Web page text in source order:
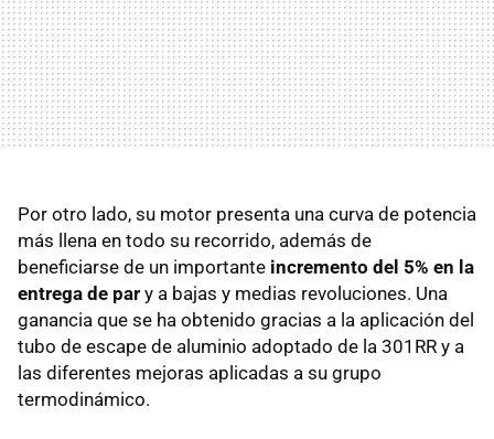
Por otro lado, su motor presenta una curva de potencia
más llena en todo su recorrido, además de
beneficiarse de un importante incremento del 5% en la
entrega de par y a bajas y medias revoluciones. Una
ganancia que se ha obtenido gracias a la aplicación del
tubo de escape de aluminio adoptado de la 301RR y a
las diferentes mejoras aplicadas a su grupo
termodinámico.